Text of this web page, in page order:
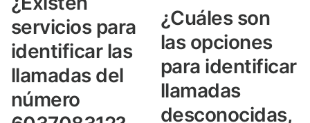
servicios para
identificar las
llamadas del
número
¿Cuáles son
las opciones
para identificar
llamadas
desconocidas,